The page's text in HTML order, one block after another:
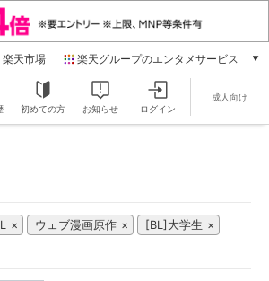
楽天市場 楽天グループのエンタメサービス
本/ゲーム/CD/DVD
雑誌読み放題
楽天マガジン
動画配信
初めての方 お知らせ ログイン
成人向け
ウェブ漫画原作
[BL]大学生